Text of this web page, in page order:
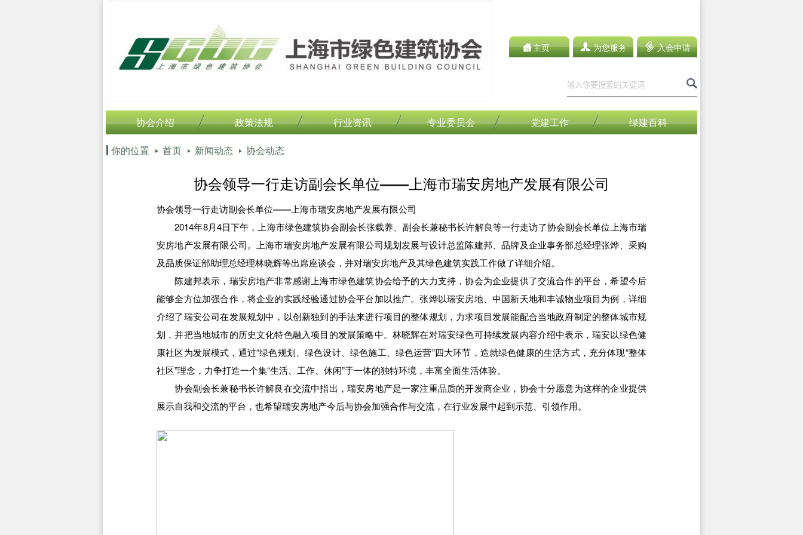
主页 为您服务 入会申请
协会介绍 政策法规 行业资讯 专业委员会 党建工作 绿建百科
你的位置 首页 新闻动态 协会动态
协会领导一行走访副会长单位――上海市瑞安房地产发展有限公司
协会领导一行走访副会长单位――上海市瑞安房地产发展有限公司
2014年8月4日下午，上海市绿色建筑协会副会长张载养、副会长兼秘书长许解良等一行走访了协会副会长单位上海市瑞
安房地产发展有限公司。上海市瑞安房地产发展有限公司规划发展与设计总监陈建邦、品牌及企业事务部总经理张烨、采购
及品质保证部助理总经理林晓辉等出席座谈会，并对瑞安房地产及其绿色建筑实践工作做了详细介绍。
陈建邦表示，瑞安房地产非常感谢上海市绿色建筑协会给予的大力支持，协会为企业提供了交流合作的平台，希望今后
能够全方位加强合作，将企业的实践经验通过协会平台加以推广。张烨以瑞安房地、中国新天地和丰诚物业项目为例，详细
介绍了瑞安公司在发展规划中，以创新独到的手法来进行项目的整体规划，力求项目发展能配合当地政府制定的整体城市规
划，并把当地城市的历史文化特色融入项目的发展策略中。林晓辉在对瑞安绿色可持续发展内容介绍中表示，瑞安以绿色健
康社区为发展模式，通过“绿色规划、绿色设计、绿色施工、绿色运营”四大环节，造就绿色健康的生活方式，充分体现“整体
社区”理念，力争打造一个集“生活、工作、休闲”于一体的独特环境，丰富全面生活体验。
协会副会长兼秘书长许解良在交流中指出，瑞安房地产是一家注重品质的开发商企业，协会十分愿意为这样的企业提供
展示自我和交流的平台，也希望瑞安房地产今后与协会加强合作与交流，在行业发展中起到示范、引领作用。